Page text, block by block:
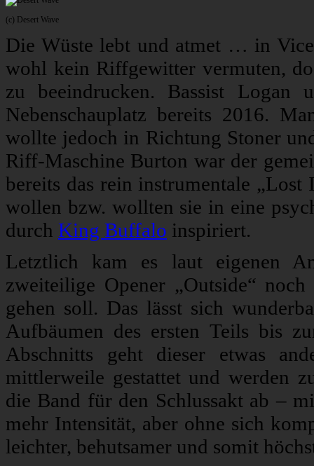
(c) Desert Wave
Die Wüste lebt und atmet … in
wohl kein Riffgewitter vermuten,
zu beeindrucken. Bassist Logan
Nebenschauplatz bereits 2016.
wollte jedoch in Richtung Stoner
Riff-Maschine Burton war der
bereits das rein instrumentale
wollen bzw. wollten sie in eine
durch King Buffalo inspiriert.
Letztlich kam es laut eigenen
zweiteilige Opener „Outside“
gehen soll. Das lässt sich
Aufbäumen des ersten Teils bis
Abschnitts geht dieser etwas
mittlerweile gestattet und werden
die Band für den Schlussakt ab –
mehr Intensität, aber ohne sich
leichter, behutsamer und somit